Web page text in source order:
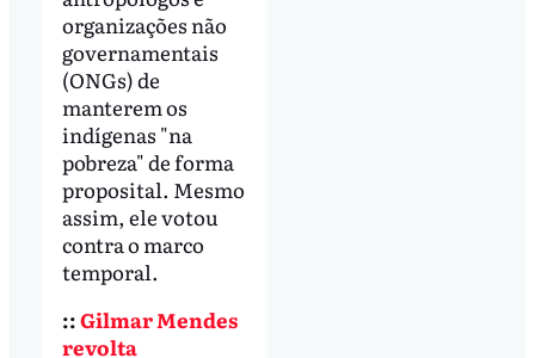
organizações não
governamentais
(ONGs) de
manterem os
indígenas "na
pobreza" de forma
proposital. Mesmo
assim, ele votou
contra o marco
temporal.
::Gilmar Mendes
revolta